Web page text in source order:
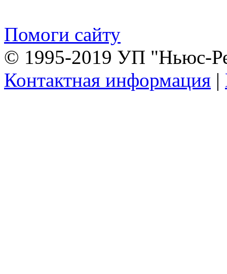
Помоги сайту
© 1995-2019 УП "Ньюс-
Контактная информация |